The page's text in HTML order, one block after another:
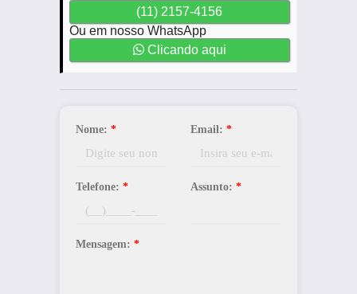
(11) 2157-4156
Ou em nosso WhatsApp
Clicando aqui
Nome: * Email: *
Telefone: * Assunto: *
Mensagem: *